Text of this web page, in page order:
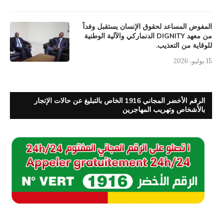
المفوض المساعد لحقوق الإنسان يستقبل وفداً
من معهد DIGNITY الدنماركي والآلية الوطنية
للوقاية من التعذيب.
15 يوليو، 2026
الرقم الأخضر المجاني 1916 الخاص بالتبليغ عن حالات الإتجار
بالأشخاص وتهريب المهاجرين